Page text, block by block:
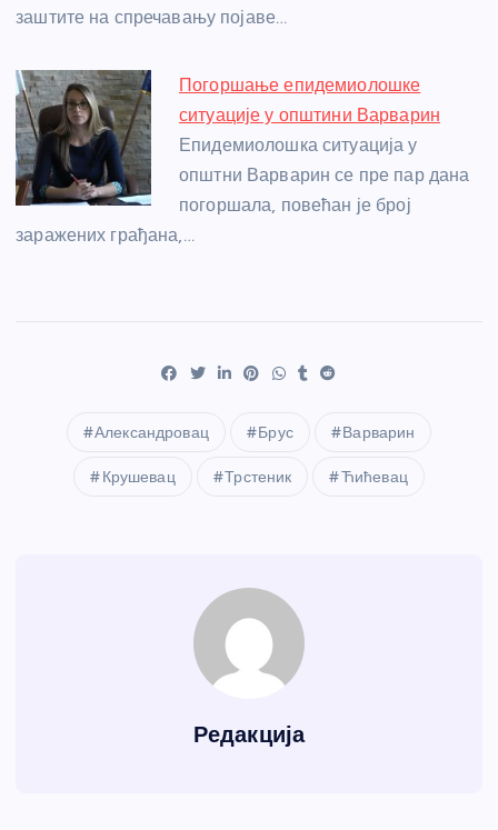
заштите на спречавању појаве…
Погоршање епидемиолошке
ситуације у општини Варварин
Епидемиолошка ситуација у
општни Варварин се пре пар дана
погоршала, повећан је број
заражених грађана,…
Александровац Брус Варварин
Крушевац Трстеник Ћићевац
Редакција